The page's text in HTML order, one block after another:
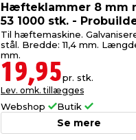
Hæfteklammer 8 mm
53 1000 stk. -
Til hæftemaskine.
stål. Bredde: 11,4 mm.
mm.
19,95pr. stk.
Lev. omk. tillægges
Webshop Butik
Se mere